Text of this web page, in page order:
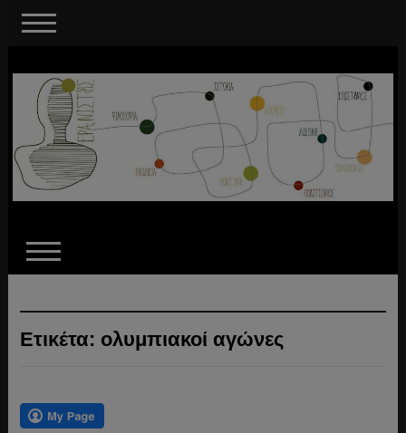
Ετικέτα: ολυμπιακοί αγώνες